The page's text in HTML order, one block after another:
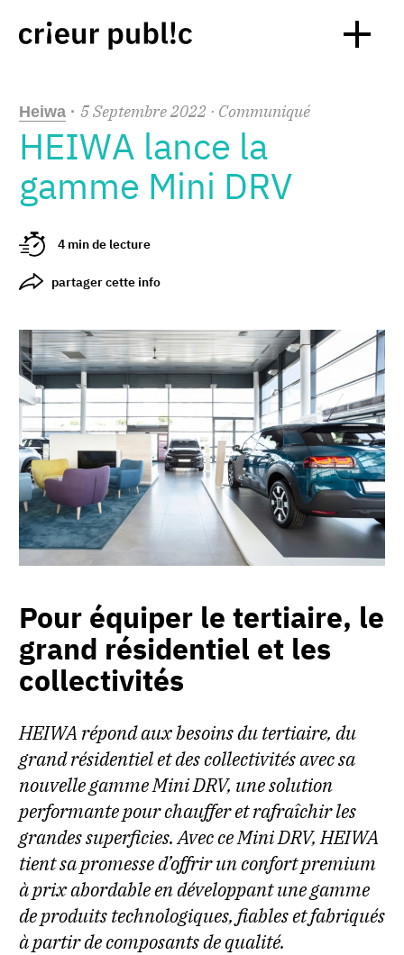
Heiwa · 5Septembre2022 · Communiqué
HEIWA lance la
gamme Mini DRV
4 min de lecture
partager cette info
Pour équiper le tertiaire, le
grand résidentiel et les
collectivités
HEIWA répond aux besoins du tertiaire, du
grand résidentiel et des collectivités avec sa
nouvelle gamme Mini DRV, une solution
performante pour chauffer et rafraîchir les
grandes superficies. Avec ce Mini DRV, HEIWA
tient sa promesse d’offrir un confort premium
à prix abordable en développant une gamme
de produits technologiques, fiables et fabriqués
à partir de composants de qualité.